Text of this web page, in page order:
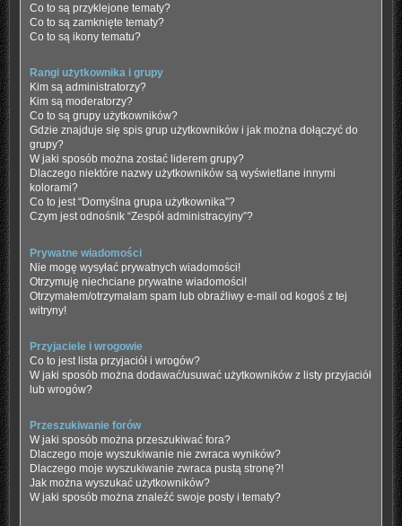
Co to są przyklejone tematy?
Co to są zamknięte tematy?
Co to są ikony tematu?
Rangi użytkownika i grupy
Kim są administratorzy?
Kim są moderatorzy?
Co to są grupy użytkowników?
Gdzie znajduje się spis grup użytkowników i jak można dołączyć do
grupy?
W jaki sposób można zostać liderem grupy?
Dlaczego niektóre nazwy użytkowników są wyświetlane innymi
kolorami?
Co to jest “Domyślna grupa użytkownika”?
Czym jest odnośnik “Zespół administracyjny”?
Prywatne wiadomości
Nie mogę wysyłać prywatnych wiadomości!
Otrzymuję niechciane prywatne wiadomości!
Otrzymałem/otrzymałam spam lub obraźliwy e-mail od kogoś z tej
witryny!
Przyjaciele i wrogowie
Co to jest lista przyjaciół i wrogów?
W jaki sposób można dodawać/usuwać użytkowników z listy przyjaciół
lub wrogów?
Przeszukiwanie forów
W jaki sposób można przeszukiwać fora?
Dlaczego moje wyszukiwanie nie zwraca wyników?
Dlaczego moje wyszukiwanie zwraca pustą stronę?!
Jak można wyszukać użytkowników?
W jaki sposób można znaleźć swoje posty i tematy?